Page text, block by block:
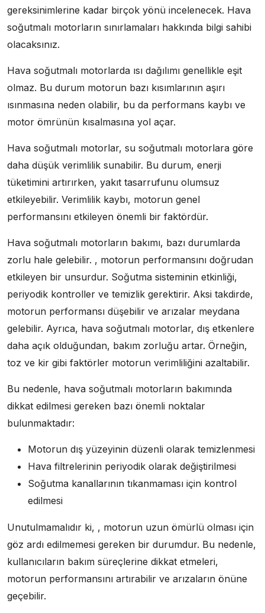
gereksinimlerine kadar birçok yönü incelenecek. Hava
soğutmalı motorların sınırlamaları hakkında bilgi sahibi
olacaksınız.
Hava soğutmalı motorlarda ısı dağılımı genellikle eşit
olmaz. Bu durum motorun bazı kısımlarının aşırı
ısınmasına neden olabilir, bu da performans kaybı ve
motor ömrünün kısalmasına yol açar.
Hava soğutmalı motorlar, su soğutmalı motorlara göre
daha düşük verimlilik sunabilir. Bu durum, enerji
tüketimini artırırken, yakıt tasarrufunu olumsuz
etkileyebilir. Verimlilik kaybı, motorun genel
performansını etkileyen önemli bir faktördür.
Hava soğutmalı motorların bakımı, bazı durumlarda
zorlu hale gelebilir. , motorun performansını doğrudan
etkileyen bir unsurdur. Soğutma sisteminin etkinliği,
periyodik kontroller ve temizlik gerektirir. Aksi takdirde,
motorun performansı düşebilir ve arızalar meydana
gelebilir. Ayrıca, hava soğutmalı motorlar, dış etkenlere
daha açık olduğundan, bakım zorluğu artar. Örneğin,
toz ve kir gibi faktörler motorun verimliliğini azaltabilir.
Bu nedenle, hava soğutmalı motorların bakımında
dikkat edilmesi gereken bazı önemli noktalar
bulunmaktadır:
Motorun dış yüzeyinin düzenli olarak temizlenmesi
Hava filtrelerinin periyodik olarak değiştirilmesi
Soğutma kanallarının tıkanmaması için kontrol
edilmesi
Unutulmamalıdır ki, , motorun uzun ömürlü olması için
göz ardı edilmemesi gereken bir durumdur. Bu nedenle,
kullanıcıların bakım süreçlerine dikkat etmeleri,
motorun performansını artırabilir ve arızaların önüne
geçebilir.